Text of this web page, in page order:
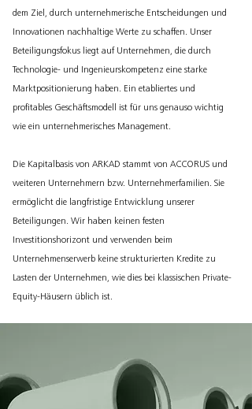
dem Ziel, durch unternehmerische Entscheidungen und
Innovationen nachhaltige Werte zu schaffen. Unser
Beteiligungsfokus liegt auf Unternehmen, die durch
Technologie- und Ingenieurskompetenz eine starke
Marktpositionierung haben. Ein etabliertes und
profitables Geschäftsmodell ist für uns genauso wichtig
wie ein unternehmerisches Management.
Die Kapitalbasis von ARKAD stammt von ACCORUS und
weiteren Unternehmern bzw. Unternehmerfamilien. Sie
ermöglicht die langfristige Entwicklung unserer
Beteiligungen. Wir haben keinen festen
Investitionshorizont und verwenden beim
Unternehmenserwerb keine strukturierten Kredite zu
Lasten der Unternehmen, wie dies bei klassischen Private-
Equity-Häusern üblich ist.